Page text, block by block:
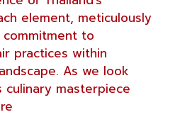
element, meticulously
to
practices within
As we look
culinary masterpiece